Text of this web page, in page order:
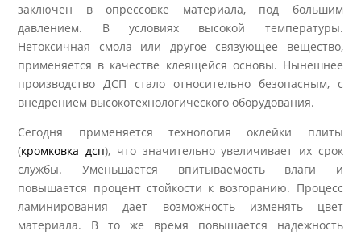
заключен в опрессовке материала, под большим
давлением. В условиях высокой температуры.
Нетоксичная смола или другое связующее вещество,
применяется в качестве клеящейся основы. Нынешнее
производство ДСП стало относительно безопасным, с
внедрением высокотехнологического оборудования.
Сегодня применяется технология оклейки плиты
(кромковка дсп), что значительно увеличивает их срок
службы. Уменьшается впитываемость влаги и
повышается процент стойкости к возгоранию. Процесс
ламинирования дает возможность изменять цвет
материала. В то же время повышается надежность